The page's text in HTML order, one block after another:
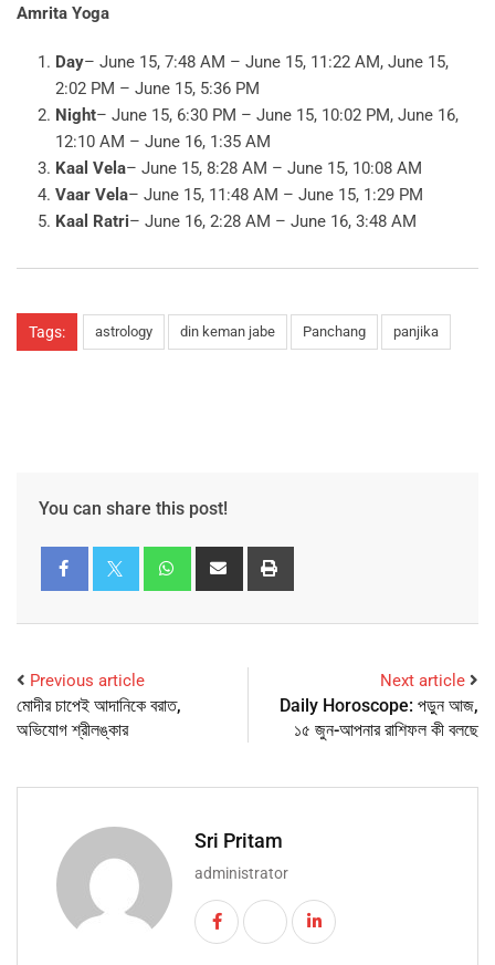
Amrita Yoga
Day– June 15, 7:48 AM – June 15, 11:22 AM, June 15,
2:02 PM – June 15, 5:36 PM
Night– June 15, 6:30 PM – June 15, 10:02 PM, June 16,
12:10 AM – June 16, 1:35 AM
Kaal Vela– June 15, 8:28 AM – June 15, 10:08 AM
Vaar Vela– June 15, 11:48 AM – June 15, 1:29 PM
Kaal Ratri– June 16, 2:28 AM – June 16, 3:48 AM
Tags: astrology din keman jabe Panchang panjika
You can share this post!
Previous article
মোদীর চাপেই আদানিকে বরাত,
অভিযোগ শ্রীলঙ্কার
Next article
Daily Horoscope: পড়ুন আজ,
১৫ জুন-আপনার রাশিফল কী বলছে
Sri Pritam
administrator